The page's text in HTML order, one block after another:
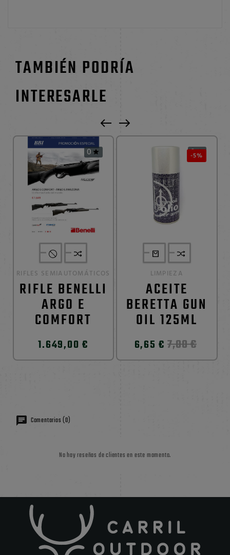
TAMBIÉN PODRÍA
INTERESARLE
0 
RIFLES SEMIAUTOMÁTICOS
RIFLE BENELLI
ARGO E
COMFORT
1.649,00 €
-5%
0 
LIMPIEZA
ACEITE
BERETTA GUN
OIL 125ML
6,65 € 7,00 €
Comentarios (0)
No hay reseñas de clientes en este momento.